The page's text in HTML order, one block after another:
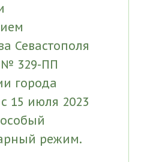
Севастополя
№ 329-ПП
города
15 июля 2023
режим.